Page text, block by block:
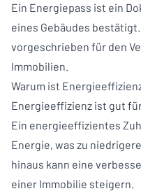
Ein Energiepass ist ein
eines Gebäudes
vorgeschrieben für den
Immobilien.
Warum ist
Energieeffizienz ist gut
Ein energieeffizientes
Energie, was zu
hinaus kann eine
einer Immobilie steigern.